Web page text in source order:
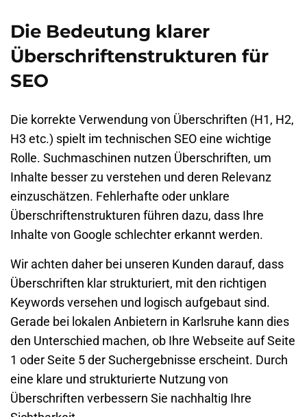
Die Bedeutung klarer
Überschriftenstrukturen für
SEO
Die korrekte Verwendung von Überschriften (H1, H2,
H3 etc.) spielt im technischen SEO eine wichtige
Rolle. Suchmaschinen nutzen Überschriften, um
Inhalte besser zu verstehen und deren Relevanz
einzuschätzen. Fehlerhafte oder unklare
Überschriftenstrukturen führen dazu, dass Ihre
Inhalte von Google schlechter erkannt werden.
Wir achten daher bei unseren Kunden darauf, dass
Überschriften klar strukturiert, mit den richtigen
Keywords versehen und logisch aufgebaut sind.
Gerade bei lokalen Anbietern in Karlsruhe kann dies
den Unterschied machen, ob Ihre Webseite auf Seite
1 oder Seite 5 der Suchergebnisse erscheint. Durch
eine klare und strukturierte Nutzung von
Überschriften verbessern Sie nachhaltig Ihre